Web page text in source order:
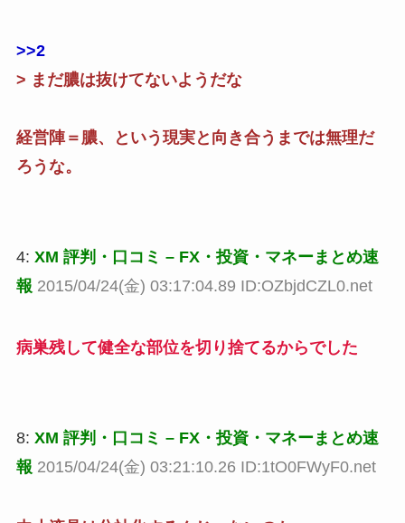
>>2
> まだ膿は抜けてないようだな
経営陣＝膿、という現実と向き合うまでは無理だ
ろうな。
4: XM 評判・口コミ – FX・投資・マネーまとめ速
報 2015/04/24(金) 03:17:04.89 ID:OZbjdCZL0.net
病巣残して健全な部位を切り捨てるからでした
8: XM 評判・口コミ – FX・投資・マネーまとめ速
報 2015/04/24(金) 03:21:10.26 ID:1tO0FWyF0.net